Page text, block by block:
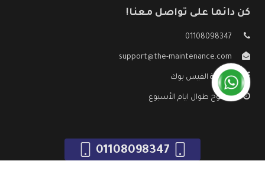
كن دائما على تواصل معنا!
01108098347
support@the-maintenance.com
صفحة الفيس بوك
مفتوح طوال ايام الأسبوع
01108098347